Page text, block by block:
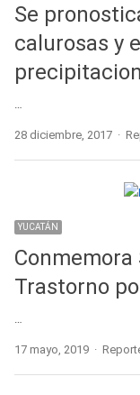
Se
calurosas y
28 diciembre, 2017
YUCATÁN
Conmemora
Trastorno
17 mayo, 2019 Author